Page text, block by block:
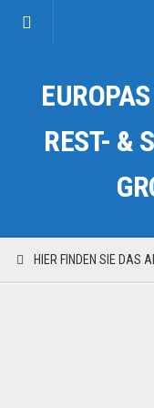
Kategorien
Auto & Motorrad
Fahrzeuge &
REST- &
HIER FINDEN SIE DAS